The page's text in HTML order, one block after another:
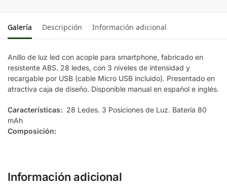
Galería Descripción Información adicional
Anillo de luz led con acople para smartphone, fabricado en
resistente ABS. 28 ledes, con 3 niveles de intensidad y
recargable por USB (cable Micro USB incluido). Presentado en
atractiva caja de diseño. Disponible manual en español e inglés.
Características: 28 Ledes. 3 Posiciones de Luz. Batería 80
mAh
Composición:
Información adicional